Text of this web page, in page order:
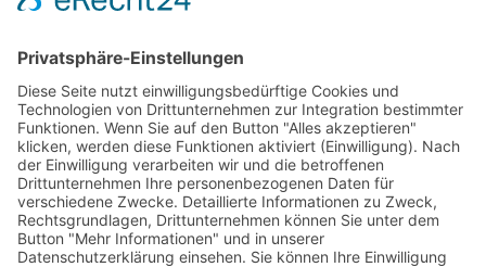
Die ESB auf LinkedIn
Newsletter abonnieren
Events
360° ENTERTAINMENT
eps ARENA SUMMIT
FANCOMMERCE FORUM
MARKENFESTIVAL